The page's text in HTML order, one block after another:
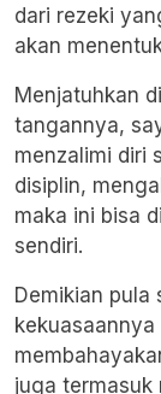
dari rezeki
akan
Menjatuhkan
tangannya,
menzalimi diri
disiplin,
maka ini bisa
sendiri.
Demikian pula
juga termasuk